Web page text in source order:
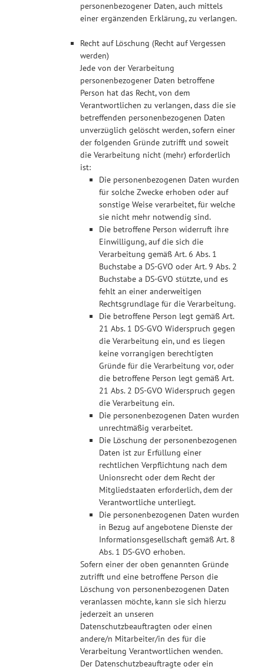
personenbezogener Daten, auch mittels
einer ergänzenden Erklärung, zu verlangen.
Recht auf Löschung (Recht auf Vergessen
werden)
Jede von der Verarbeitung
personenbezogener Daten betroffene
Person hat das Recht, von dem
Verantwortlichen zu verlangen, dass die sie
betreffenden personenbezogenen Daten
unverzüglich gelöscht werden, sofern einer
der folgenden Gründe zutrifft und soweit
die Verarbeitung nicht (mehr) erforderlich
ist:
Die personenbezogenen Daten wurden
für solche Zwecke erhoben oder auf
sonstige Weise verarbeitet, für welche
sie nicht mehr notwendig sind.
Die betroffene Person widerruft ihre
Einwilligung, auf die sich die
Verarbeitung gemäß Art. 6 Abs. 1
Buchstabe a DS-GVO oder Art. 9 Abs. 2
Buchstabe a DS-GVO stützte, und es
fehlt an einer anderweitigen
Rechtsgrundlage für die Verarbeitung.
Die betroffene Person legt gemäß Art.
21 Abs. 1 DS-GVO Widerspruch gegen
die Verarbeitung ein, und es liegen
keine vorrangigen berechtigten
Gründe für die Verarbeitung vor, oder
die betroffene Person legt gemäß Art.
21 Abs. 2 DS-GVO Widerspruch gegen
die Verarbeitung ein.
Die personenbezogenen Daten wurden
unrechtmäßig verarbeitet.
Die Löschung der personenbezogenen
Daten ist zur Erfüllung einer
rechtlichen Verpflichtung nach dem
Unionsrecht oder dem Recht der
Mitgliedstaaten erforderlich, dem der
Verantwortliche unterliegt.
Die personenbezogenen Daten wurden
in Bezug auf angebotene Dienste der
Informationsgesellschaft gemäß Art. 8
Abs. 1 DS-GVO erhoben.
Sofern einer der oben genannten Gründe
zutrifft und eine betroffene Person die
Löschung von personenbezogenen Daten
veranlassen möchte, kann sie sich hierzu
jederzeit an unseren
Datenschutzbeauftragten oder einen
andere/n Mitarbeiter/in des für die
Verarbeitung Verantwortlichen wenden.
Der Datenschutzbeauftragte oder ein